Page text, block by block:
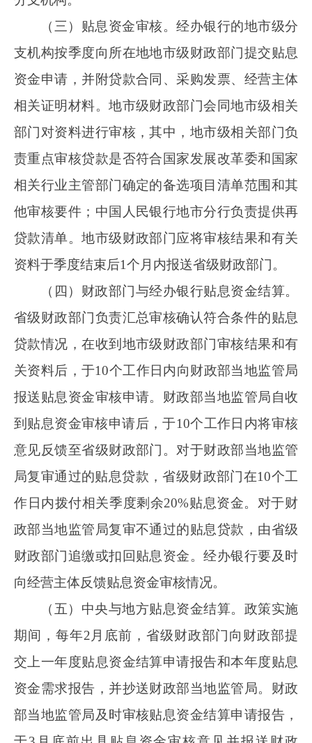
向经营主体反馈贴息资金审核情况。
（五）中央与地方贴息资金结算。政策实施
期间，每年 2月底前，省级财政部门向财政部提
交上一年度贴息资金结算申请报告和本年度贴息
资金需求报告，并抄送财政部当地监管局。财政
于3月底前出具贴息资金审核意见并报送财政
部。财政部根据各省级财政部门结算申请报告和
财政部各地监管局审核意见，结合预算安排和已
预拨贴息资金等情况，结算上年度并拨付本年度
贴息资金。
省级财政部门应于
1个月内汇总经办银行的贴息
资金清算申请，审核后向财政部提交贴息资金清
算报告，并抄送财政部当地监管局。财政部当地
监管局自收到清算报告1个月内，出具贴息资金
清算审核意见并报送财政部。财政部根据各省级
的审核意见，及时与各省级财政部门清算贴息资
金。
四、监督管理
（一）确保专款专用。经营主体要确保将贷
款资金专项用于设备更新和技术改造，严禁虚
严禁将贷款资金用于偿还企业其他债务或投资、
理财等套利活动。对于未用于设备更新和技术改
造的，一经发现，取消享受优惠政策支持资格，
追回中央财政贴息资金，并依法依规追究相应责
任。
任，要从严审批，合理匹配优惠信贷额度，从快
发放贷款，强化贷后管理，确保贷款资金用于相